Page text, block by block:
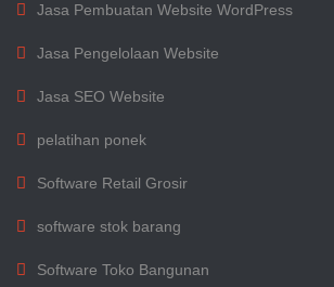
Jasa Pembuatan Website WordPress
Jasa Pengelolaan Website
Jasa SEO Website
pelatihan ponek
Software Retail Grosir
software stok barang
Software Toko Bangunan